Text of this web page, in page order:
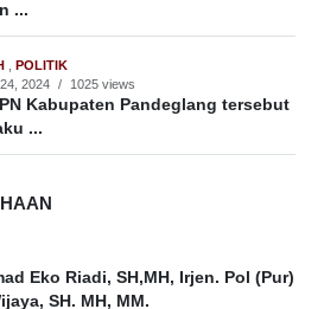
...
, POLITIK
2024 / 1025 views
Kabupaten Pandeglang tersebut
...
Eko Riadi, SH,MH, Irjen. Pol (Pur)
SH. MH, MM.